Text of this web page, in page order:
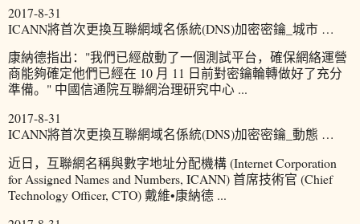
2017-8-31
ICANN將首次更換互聯網域名係統(DNS)加密密鑰_城市 …
康納德指出："我們已經啟動了一個測試平台，確保網絡運營
商能夠確定他們已經在 10 月 11 日前對密鑰輪轉做好了充分
準備。" 中國信通院互聯網治理研究中心 ...
2017-8-31
ICANN將首次更換互聯網域名係統(DNS)加密密鑰_動態 …
近日，互聯網名稱與數字地址分配機構 (Internet Corporation
for Assigned Names and Numbers, ICANN) 首席技術官 (Chief
Technology Officer, CTO) 戴維•康納德 ...